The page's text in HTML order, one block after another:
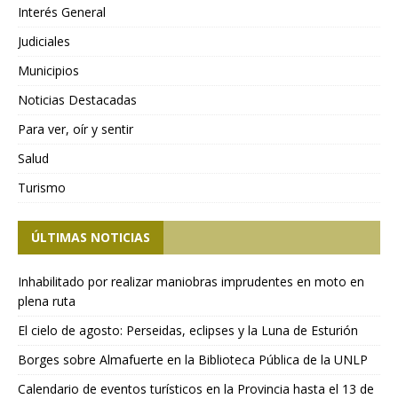
Interés General
Judiciales
Municipios
Noticias Destacadas
Para ver, oír y sentir
Salud
Turismo
ÚLTIMAS NOTICIAS
Inhabilitado por realizar maniobras imprudentes en moto en
plena ruta
El cielo de agosto: Perseidas, eclipses y la Luna de Esturión
Borges sobre Almafuerte en la Biblioteca Pública de la UNLP
Calendario de eventos turísticos en la Provincia hasta el 13 de